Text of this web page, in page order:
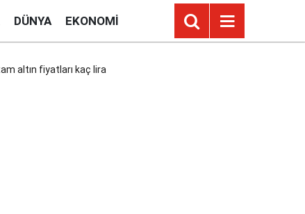
DÜNYA EKONOMI
altın fiyatları kaç lira